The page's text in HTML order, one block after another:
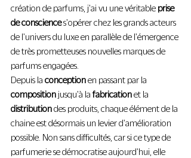
création de parfums, j'ai vu une véritable prise
de conscience s'opérer chez les grands acteurs
de l'univers du luxe en parallèle de l'émergence
de très prometteuses nouvelles marques de
parfums engagées.
Depuis la conception en passant par la
composition jusqu'à la fabrication et la
distribution des produits, chaque élément de la
chaine est désormais un levier d'amélioration
possible. Non sans difficultés, car si ce type de
parfumerie se démocratise aujourd'hui, elle